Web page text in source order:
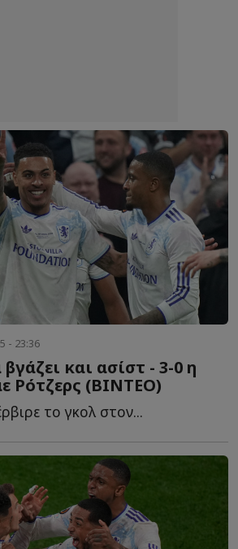
- 23:36
και ασίστ - 3-0 η
Ρότζερς (ΒΙΝΤΕΟ)
το γκολ στον...